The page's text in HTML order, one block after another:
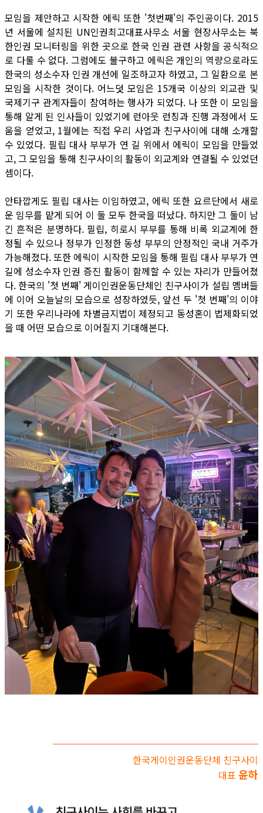
모임을 제안하고 시작한 에릭 또한 '첫번째'의 주인공이다. 2015
년 서울에 설치된 UN인권최고대표사무소 서울 현장사무소는 북
한인권 모니터링을 위한 곳으로 한국 인권 관련 사항을 공식적으
로 다룰 수 없다. 그럼에도 불구하고 에릭은 개인의 역량으로라도
한국의 성소수자 인권 개선에 일조하고자 하였고, 그 일환으로 본
모임을 시작한 것이다. 어느덧 모임은 15개국 이상의 외교관 및
국제기구 관계자들이 참여하는 행사가 되었다. 나 또한 이 모임을
통해 알게 된 인사들이 있었기에 런아웃 런칭과 진행 과정에서 도
움을 얻었고, 1월에는 직접 우리 사업과 친구사이에 대해 소개할
수 있었다. 필립 대사 부부가 연 길 위에서 에릭이 모임을 만들었
고, 그 모임을 통해 친구사이의 활동이 외교계와 연결될 수 있었던
셈이다.
안타깝게도 필립 대사는 이임하였고, 에릭 또한 요르단에서 새로
운 임무를 맡게 되어 이 둘 모두 한국을 떠났다. 하지만 그 둘이 남
긴 흔적은 분명하다. 필립, 히로시 부부를 통해 비록 외교계에 한
정될 수 있으나 정부가 인정한 동성 부부의 안정적인 국내 거주가
가능해졌다. 또한 에릭이 시작한 모임을 통해 필립 대사 부부가 연
길에 성소수자 인권 증진 활동이 함께할 수 있는 자리가 만들어졌
다. 한국의 '첫 번째' 게이인권운동단체인 친구사이가 설립 멤버들
에 이어 오늘날의 모습으로 성장하였듯, 앞선 두 '첫 번째'의 이야
기 또한 우리나라에 차별금지법이 제정되고 동성혼이 법제화되었
을 때 어떤 모습으로 이어질지 기대해본다.
한국게이인권운동단체 친구사이
대표 윤하